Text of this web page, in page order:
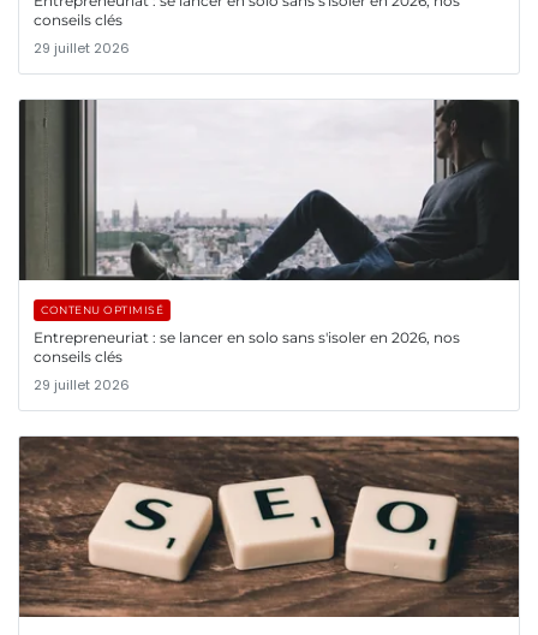
conseils clés
29 juillet 2026
CONTENU OPTIMISÉ
Entrepreneuriat : se lancer en solo sans s'isoler en 2026, nos
conseils clés
29 juillet 2026